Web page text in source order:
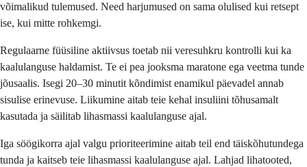
võimalikud tulemused. Need harjumused on sama olulised kui retsept
ise, kui mitte rohkemgi.
Regulaarne füüsiline aktiivsus toetab nii veresuhkru kontrolli kui ka
kaalulanguse haldamist. Te ei pea jooksma maratone ega veetma tunde
jõusaalis. Isegi 20–30 minutit kõndimist enamikul päevadel annab
sisulise erinevuse. Liikumine aitab teie kehal insuliini tõhusamalt
kasutada ja säilitab lihasmassi kaalulanguse ajal.
Iga söögikorra ajal valgu prioriteerimine aitab teil end täiskõhutundega
tunda ja kaitseb teie lihasmassi kaalulanguse ajal. Lahjad lihatooted,